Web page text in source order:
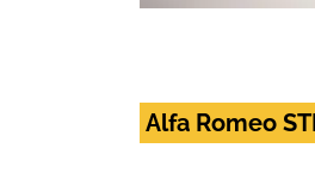
Alfa Romeo